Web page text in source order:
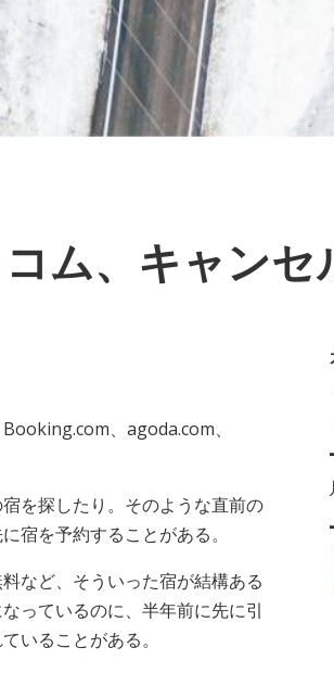
ム、キャン
、agoda.com、
を探したり。そのような直前の
宿を予約することがある。
など、そういった宿が結構ある
っているのに、半年前に先に引
いることがある。